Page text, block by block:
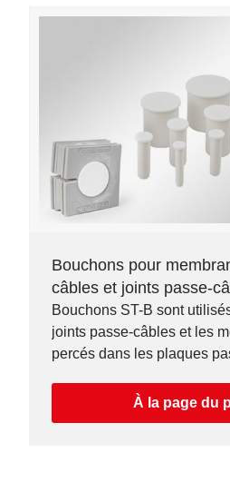
Bouchons pour
câbles et joints passe-
12/4X*
Bouchons ST-B sont
joints passe-câbles et les
percés dans les plaques
À la page du